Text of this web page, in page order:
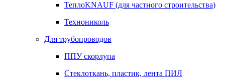
ТеплоKNAUF (для частного строительства)
Технониколь
Для трубопроводов
ППУ скорлупа
Стеклоткань, пластик, лента ПИЛ